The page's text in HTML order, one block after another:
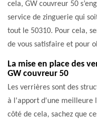
cela, GW couvreur 50
service de zinguerie qui
tout le 50310. Pour cela,
de vous satisfaire et pour
La mise en place des
GW couvreur 50
Les verrières sont des
à l'apport d'une meilleure
côté de cela, sachez que